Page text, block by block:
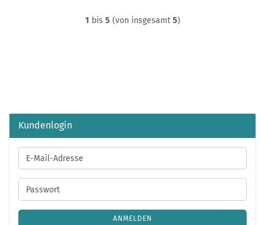
1 bis 5 (von insgesamt 5)
Kundenlogin
E-
Mail-
Adresse
Passwort
ANMELDEN